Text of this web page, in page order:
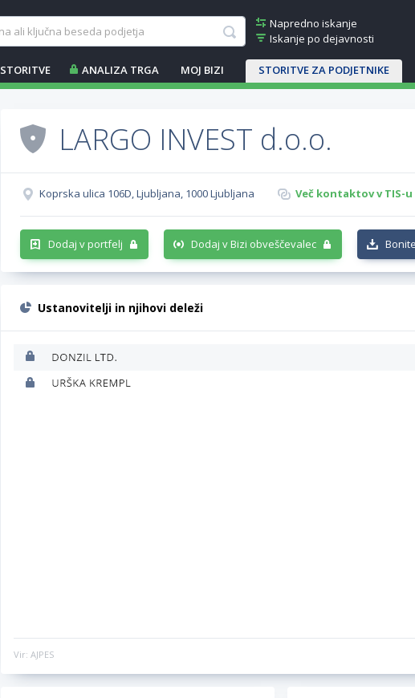
Napredno iskanje
Iskanje po dejavnosti
STORITVE ANALIZA TRGA MOJ BIZI STORITVE ZA PODJETNIKE
LARGO INVEST d.o.o.
Koprska ulica 106D, Ljubljana, 1000 Ljubljana Več kontaktov v TIS-u
Dodaj v portfelj Dodaj v Bizi obveščevalec
Ustanovitelji in njihovi deleži
Vir: AJPES